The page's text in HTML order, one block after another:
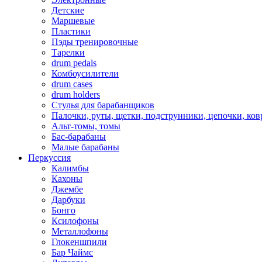
Детские
Маршевые
Пластики
Пэды тренировочные
Тарелки
drum pedals
Комбоусилители
drum cases
drum holders
Стулья для барабанщиков
Палочки, руты, щетки, подструнники, цепочки,
Альт-томы, томы
Бас-барабаны
Малые барабаны
Перкуссия
Калимбы
Кахоны
Джембе
Дарбуки
Бонго
Ксилофоны
Металлофоны
Глокеншпили
Бар Чаймс